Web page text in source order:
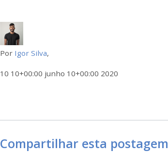
Por Igor Silva,
10 10+00:00 junho 10+00:00 2020
Compartilhar esta postagem